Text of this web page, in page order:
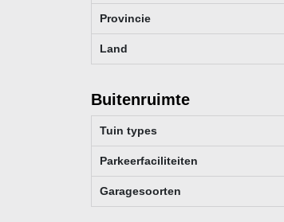
Provincie
Land
Buitenruimte
Tuin types
Parkeerfaciliteiten
Garagesoorten